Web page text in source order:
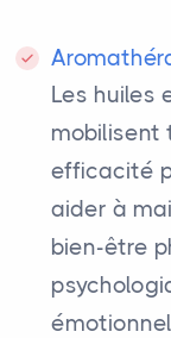
Les huiles
mobilisent
efficacité
aider à
bien-être